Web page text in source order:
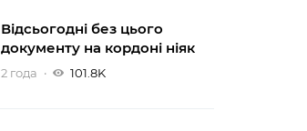
Відсьогодні без цього
документу на кордоні ніяк
2 года 101.8K